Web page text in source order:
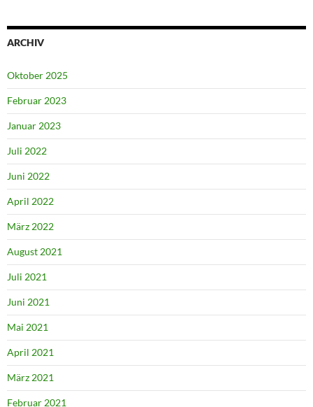
ARCHIV
Oktober 2025
Februar 2023
Januar 2023
Juli 2022
Juni 2022
April 2022
März 2022
August 2021
Juli 2021
Juni 2021
Mai 2021
April 2021
März 2021
Februar 2021